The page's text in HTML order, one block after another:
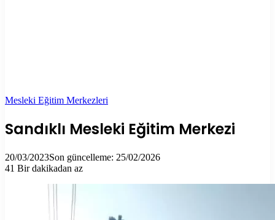
Mesleki Eğitim Merkezleri
Sandıklı Mesleki Eğitim Merkezi
20/03/2023Son güncelleme: 25/02/2026
41 Bir dakikadan az